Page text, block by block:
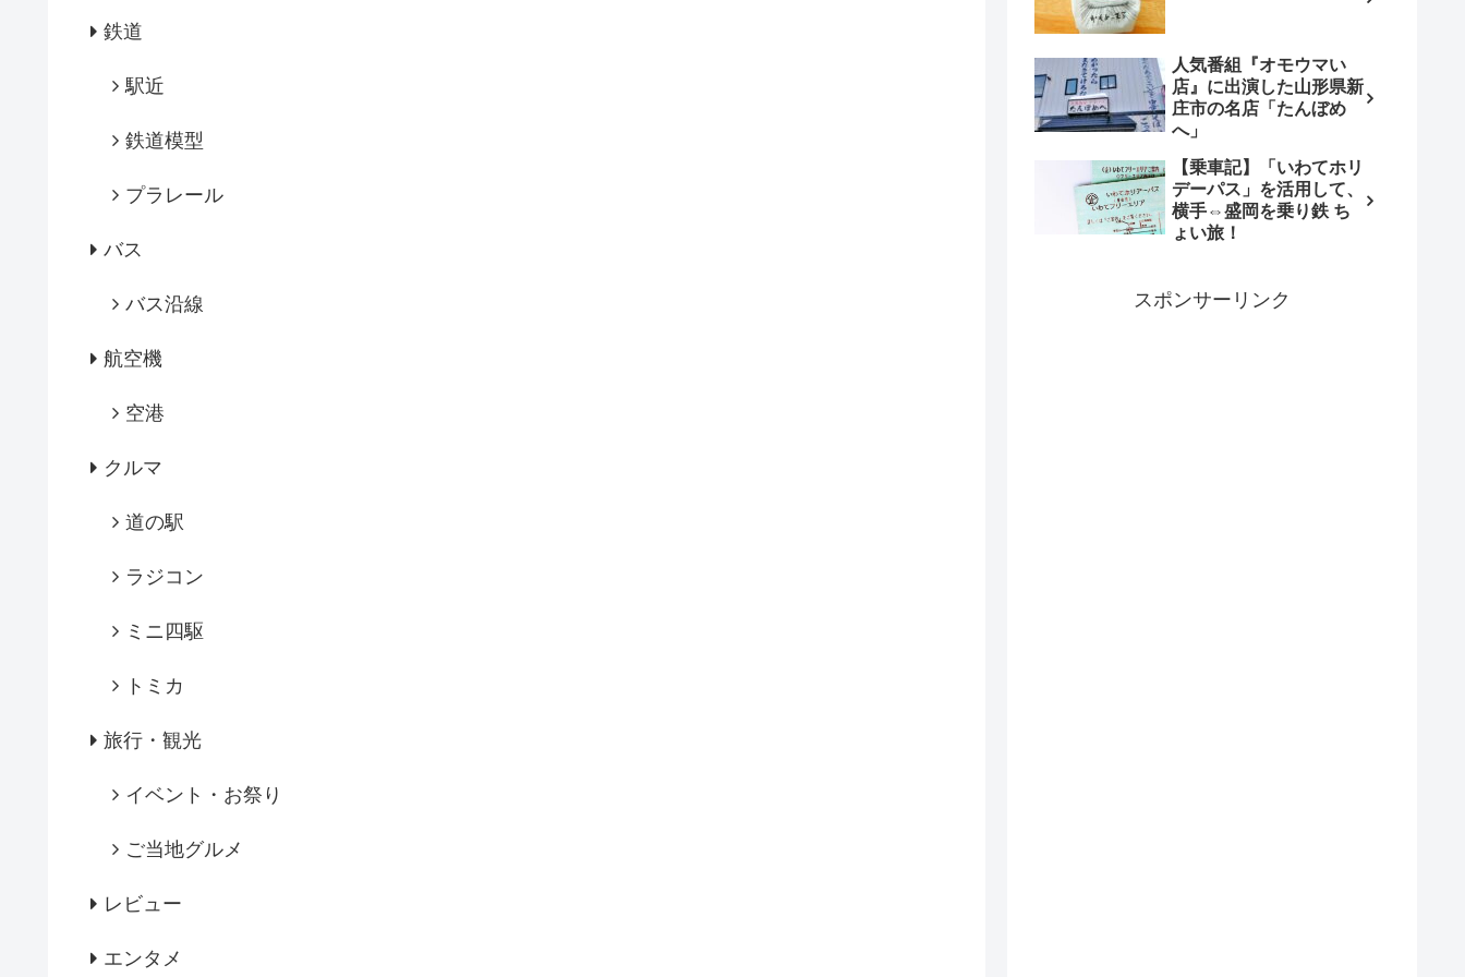
鉄道
駅近
鉄道模型
プラレール
バス
バス沿線
航空機
空港
クルマ
道の駅
ラジコン
ミニ四駆
トミカ
旅行・観光
イベント・お祭り
ご当地グルメ
レビュー
エンタメ
人気番組『オモウマい
店』に出演した山形県新
庄市の名店「たんぼめ
へ」
【乗車記】「いわてホリ
デーパス」を活用して、
横手⇔盛岡を乗り鉄 ち
ょい旅！
スポンサーリンク